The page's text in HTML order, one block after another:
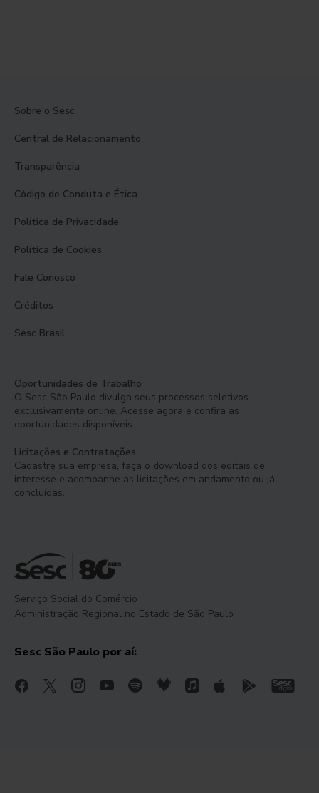
Sobre o Sesc
Central de Relacionamento
Transparência
Código de Conduta e Ética
Política de Privacidade
Política de Cookies
Fale Conosco
Créditos
Sesc Brasil
Oportunidades de Trabalho
O Sesc São Paulo divulga seus processos seletivos
exclusivamente online. Acesse agora e confira as
oportunidades disponíveis.
Licitações e Contratações
Cadastre sua empresa, faça o download dos editais de
interesse e acompanhe as licitações em andamento ou já
concluídas.
Serviço Social do Comércio
Administração Regional no Estado de São Paulo
Sesc São Paulo por aí: